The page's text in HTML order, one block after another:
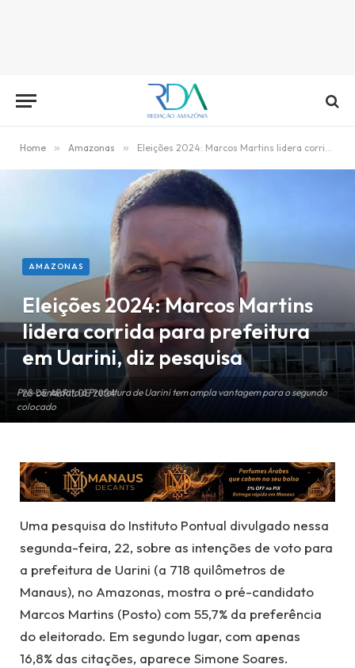
Home » Amazonas » Eleições 2024: Marcos Martins lidera corrida para prefeitura em Uarini, diz pesquisa
Pré-candidato à Prefeitura de Uarini tem ampla vantagem para o segundo
colocado
AMAZONAS
Eleições 2024: Marcos Martins
lidera corrida para prefeitura
em Uarini, diz pesquisa
23 DE ABRIL DE 2024
Uma pesquisa do Instituto Pontual divulgado nessa
segunda-feira, 22, sobre as intenções de voto para
a prefeitura de Uarini (a 718 quilômetros de
Manaus), no Amazonas, mostra o pré-candidato
Marcos Martins (Posto) com 55,7% da preferência
do eleitorado. Em segundo lugar, com apenas
16,8% das citações, aparece Simone Soares.